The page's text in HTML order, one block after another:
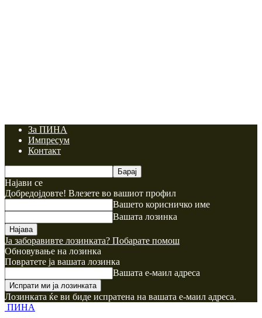
За ПИНА
Импресум
Контакт
Најави се
Добредојдовте! Влезете во вашиот профил
Вашето корисничко име
Вашата лозинка
Ја заборавивте лозинката? Побарате помош
Обновување на лозинка
Повратете ја вашата лозинка
Вашата е-маил адреса
Лозинката ќе ви биде испратена на вашата е-маил адреса.
ПИНА